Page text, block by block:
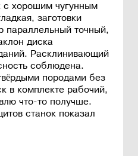
с хорошим чугунным
заготовки
параллельный точный,
диска
Расклинивающий
соблюдена.
породами без
в комплекте рабочий,
что-то получше.
станок показал